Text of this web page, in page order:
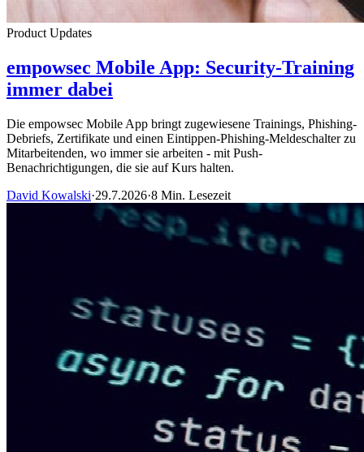
Product Updates
empowsec Mobile App: Security-Training
immer dabei
Die empowsec Mobile App bringt zugewiesene Trainings, Phishing-
Debriefs, Zertifikate und einen Eintippen-Phishing-Meldeschalter zu
Mitarbeitenden, wo immer sie arbeiten - mit Push-
Benachrichtigungen, die sie auf Kurs halten.
David Kowalski·29.7.2026·8 Min. Lesezeit